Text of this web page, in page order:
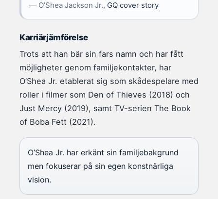
— O’Shea Jackson Jr., GQ cover story
Karriärjämförelse
Trots att han bär sin fars namn och har fått
möjligheter genom familjekontakter, har
O’Shea Jr. etablerat sig som skådespelare med
roller i filmer som Den of Thieves (2018) och
Just Mercy (2019), samt TV-serien The Book
of Boba Fett (2021).
O’Shea Jr. har erkänt sin familjebakgrund
men fokuserar på sin egen konstnärliga
vision.